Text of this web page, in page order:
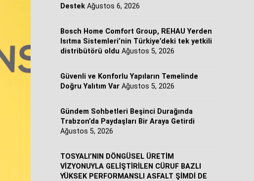
Destek Ağustos 6, 2026
Bosch Home Comfort Group, REHAU Yerden
Isıtma Sistemleri’nin Türkiye’deki tek yetkili
distribütörü oldu Ağustos 5, 2026
Güvenli ve Konforlu Yapıların Temelinde
Doğru Yalıtım Var Ağustos 5, 2026
Gündem Sohbetleri Beşinci Durağında
Trabzon’da Paydaşları Bir Araya Getirdi
Ağustos 5, 2026
TOSYALI’NIN DÖNGÜSEL ÜRETİM
VİZYONUYLA GELİŞTİRİLEN CÜRUF BAZLI
YÜKSEK PERFORMANSLI ASFALT ŞİMDİ DE